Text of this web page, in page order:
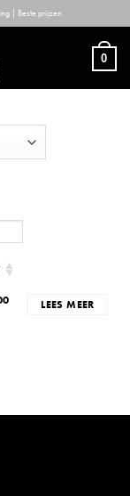
| Beste prijzen
0
LEES MEER